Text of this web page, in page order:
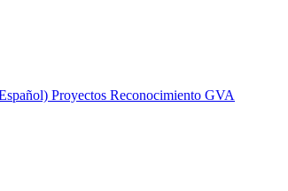
Proyectos Reconocimiento GVA